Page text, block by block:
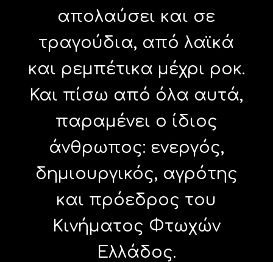
απολαύσει και σε
τραγούδια, από λαϊκά
και ρεμπέτικα μέχρι ροκ.
Και πίσω από όλα αυτά,
παραμένει ο ίδιος
άνθρωπος: ενεργός,
δημιουργικός, αγρότης
και πρόεδρος του
Κινήματος Φτωχών
Ελλάδος.